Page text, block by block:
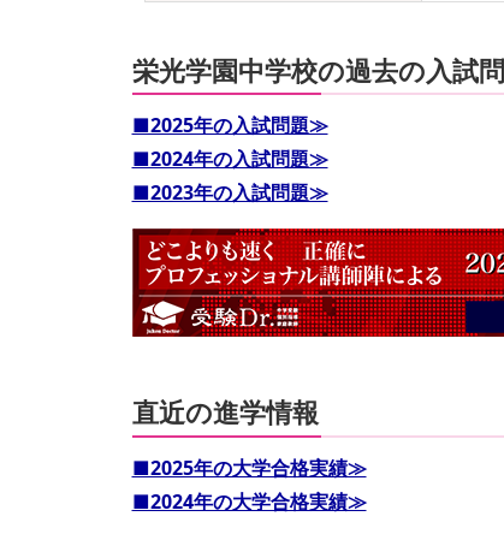
栄光学園中学校の過去の入試
■2025年の入試問題≫
■2024年の入試問題≫
■2023年の入試問題≫
直近の進学情報
■2025年の大学合格実績≫
■2024年の大学合格実績≫